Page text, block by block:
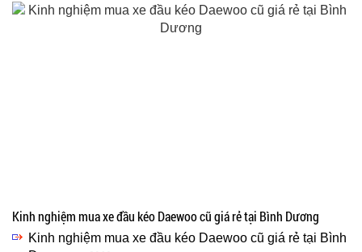
Kinh nghiệm mua xe đầu kéo Daewoo cũ giá rẻ tại Bình Dương
Kinh nghiệm mua xe đầu kéo Daewoo cũ giá rẻ tại Bình